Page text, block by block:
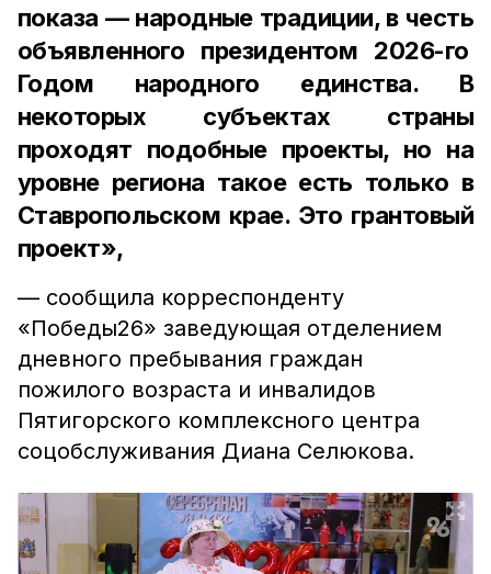
показа — народные традиции, в честь
объявленного президентом 2026-го
Годом народного единства. В
некоторых субъектах страны
проходят подобные проекты, но на
уровне региона такое есть только в
Ставропольском крае. Это грантовый
проект»,
— сообщила корреспонденту
«Победы26» заведующая отделением
дневного пребывания граждан
пожилого возраста и инвалидов
Пятигорского комплексного центра
соцобслуживания Диана Селюкова.